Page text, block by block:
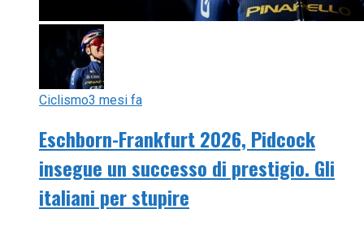
Ciclismo3 mesi fa
Eschborn-Frankfurt 2026, Pidcock
insegue un successo di prestigio. Gli
italiani per stupire